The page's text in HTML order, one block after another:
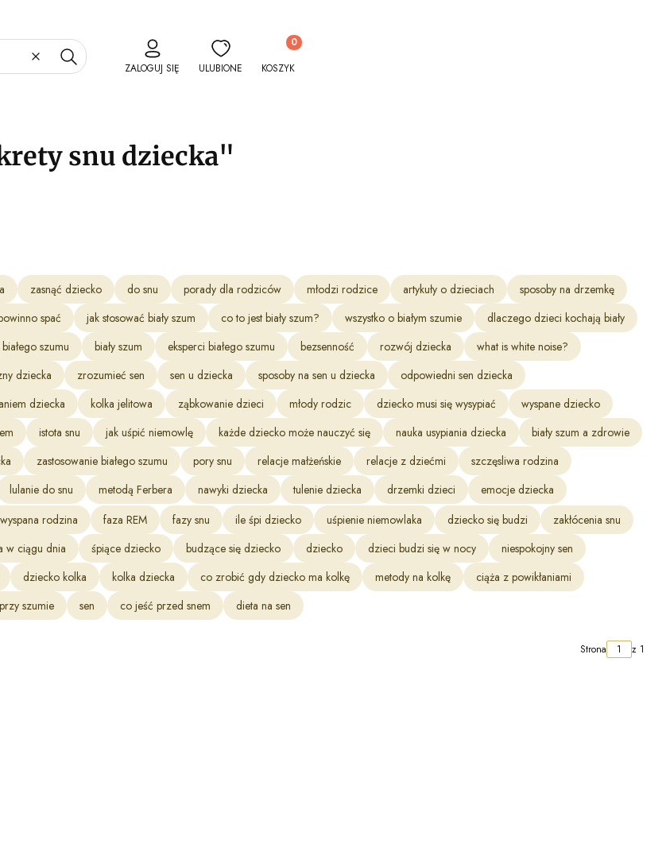
WyczyśćSzukaj ZALOGUJ SIĘ ULUBIONE
Produkty w koszyku: 0. Zobacz szczegóły
KOSZYK
snu dziecka"
zasnąć dziecko do snu porady dla rodziców młodzi rodzice artykuły o dzieciach
sposoby na drzemkę
spać jak stosować biały szum co to jest biały szum? wszystko o białym szumie
dlaczego dzieci kochają biały
szumu biały szum eksperci białego szumu bezsenność rozwój dziecka
what is white noise?
dziecka zrozumieć sen sen u dziecka sposoby na sen u dziecka
odpowiedni sen dziecka
dziecka kolka jelitowa ząbkowanie dzieci młody rodzic dziecko musi się wysypiać
wyspane dziecko
istota snu jak uśpić niemowlę każde dziecko może nauczyć się nauka usypiania dziecka
biały szum a zdrowie
zastosowanie białego szumu pory snu relacje małżeńskie relacje z dziećmi
szczęsliwa rodzina
lulanie do snu metodą Ferbera nawyki dziecka tulenie dziecka drzemki dzieci
emocje dziecka
wyspana rodzina faza REM fazy snu ile śpi dziecko uśpienie niemowlaka dziecko się budzi
zakłócenia snu
w ciągu dnia śpiące dziecko budzące się dziecko dziecko dzieci budzi się w nocy
niespokojny sen
dziecko kolka kolka dziecka co zrobić gdy dziecko ma kolkę metody na kolkę
ciąża z powikłaniami
szumie sen co jeść przed snem dieta na sen
Strona z 1